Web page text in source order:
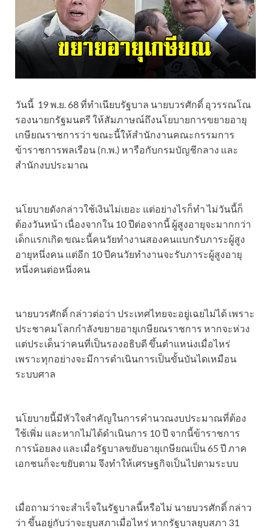
วันนี้ 19 พ.ย. 68 ที่ทำเนียบรัฐบาล นายบวรศักดิ์ อุวรรณโณ
รองนายกรัฐมนตรี ให้สัมภาษณ์ถึงนโยบายการขยายอายุ
เกษียณราชการว่า ขณะนี้ให้สำนักงานคณะกรรมการ
ข้าราชการพลเรือน (ก.พ.) หารือกับกรมบัญชีกลาง และ
สำนักงบประมาณ
นโยบายดังกล่าวใช้เงินไม่เยอะ แต่อย่างไรก็ทำ ไม่วันนี้ก็
ต้องวันหน้า เนื่องจากใน 10 ปีต่อจากนี้ ผู้สูงอายุจะมากกว่า
เด็กแรกเกิด ขณะนี้คนวัยทำงานสองคนแบกรับภาระผู้สูง
อายุหนึ่งคน แต่อีก 10 ปีคนวัยทำงานจะรับภาระผู้สูงอายุ
หนึ่งคนต่อหนึ่งคน
นายบวรศักดิ์ กล่าวต่อว่า ประเทศไทยจะอยู่เฉยไม่ได้ เพราะ
ประชาคมโลกกำลังขยายอายุเกษียณราชการ หากจะห่วง
แต่ประเด็นว่าคนที่เป็นรองอธิบดี ขึ้นตำแหน่งเมื่อไหร่
เพราะทุกอย่างจะมีการดำเนินการเป็นขั้นบันไดเหมือน
ระบบศาล
นโยบายนี้มีหัวใจสำคัญในการคำนวณงบประมาณที่ต้อง
ใช้เพิ่ม และหากไม่ได้ดำเนินการ 10 ปี จากนี้ข้าราชการ
การน้อยลง และเมื่อรัฐบาลขยับอายุเกษียณเป็น 65 ปี ภาค
เอกชนก็จะขยับตาม จึงทำให้เศรษฐกิจเป็นไปตามระบบ
เมื่อถามว่าจะสำเร็จในรัฐบาลนี้หรือไม่ นายบวรศักดิ์ กล่าว
ว่า ขึ้นอยู่กับว่าจะยุบสภาเมื่อไหร่ หากรัฐบาลยุบสภา 31